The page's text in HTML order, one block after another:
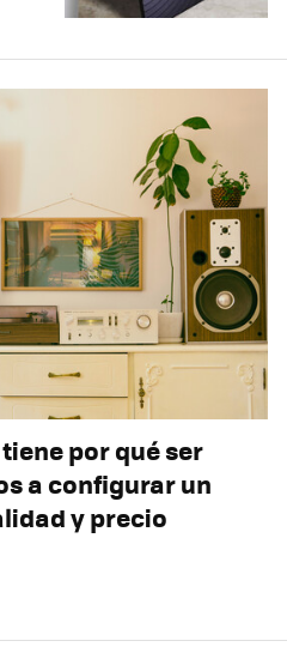
por qué ser
a configurar un
y precio